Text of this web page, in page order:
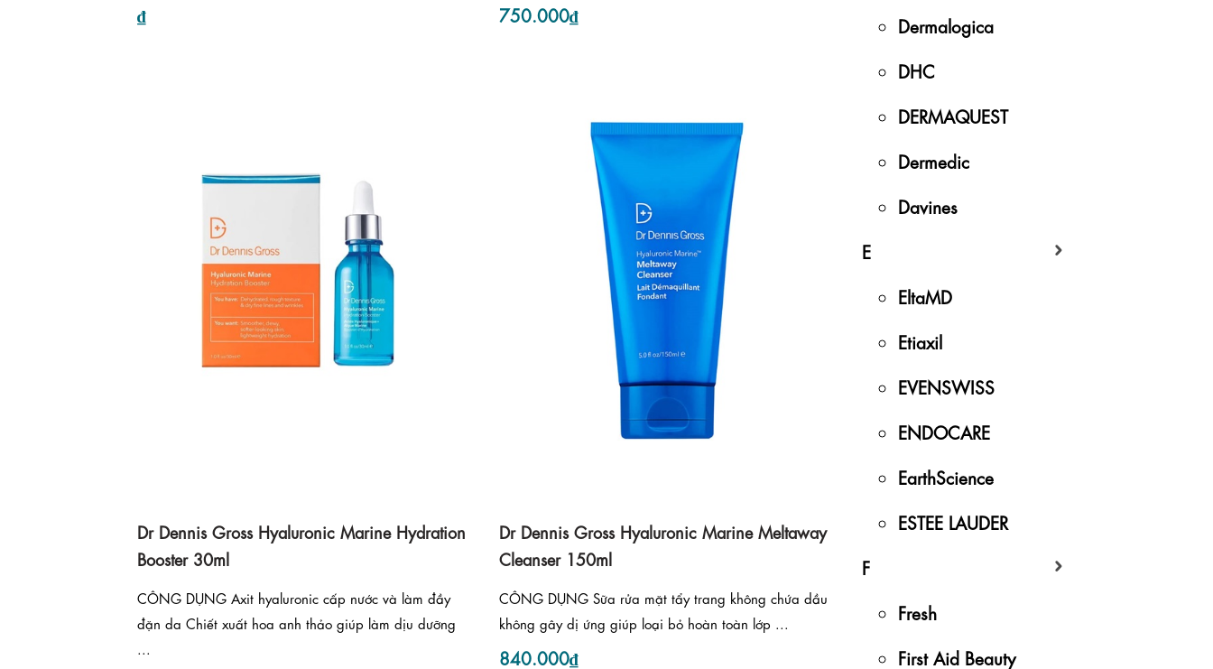
₫ 750.000₫
Dr Dennis Gross Hyaluronic Marine Hydration
Booster 30ml
CÔNG DỤNG Axit hyaluronic cấp nước và làm đầy
đặn da Chiết xuất hoa anh thảo giúp làm dịu dưỡng
Dr Dennis Gross Hyaluronic Marine Meltaway
Cleanser 150ml
CÔNG DỤNG Sữa rửa mặt tẩy trang không chứa dầu
không gây dị ứng giúp loại bỏ hoàn toàn lớp ...
840.000₫
Dermalogica
DHC
DERMAQUEST
Dermedic
Davines
E
EltaMD
Etiaxil
EVENSWISS
ENDOCARE
EarthScience
ESTEE LAUDER
F
Fresh
First Aid Beauty